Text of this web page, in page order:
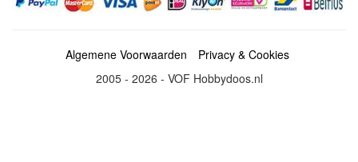
Algemene Voorwaarden
Privacy & Cookies
2005 - 2026 - VOF Hobbydoos.nl